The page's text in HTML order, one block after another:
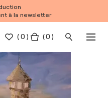
à la newsletter
(0 ) ( 0 )